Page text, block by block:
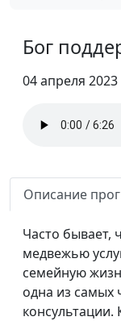
Бог
04 апреля 2023
Описание
Часто бывает,
медвежью
семейную
одна из самых
консультации.
несчастья
Настоящая вера
Бог слышит наш
Сила
Почему нужно
молиться?
Ставьте перед
цели